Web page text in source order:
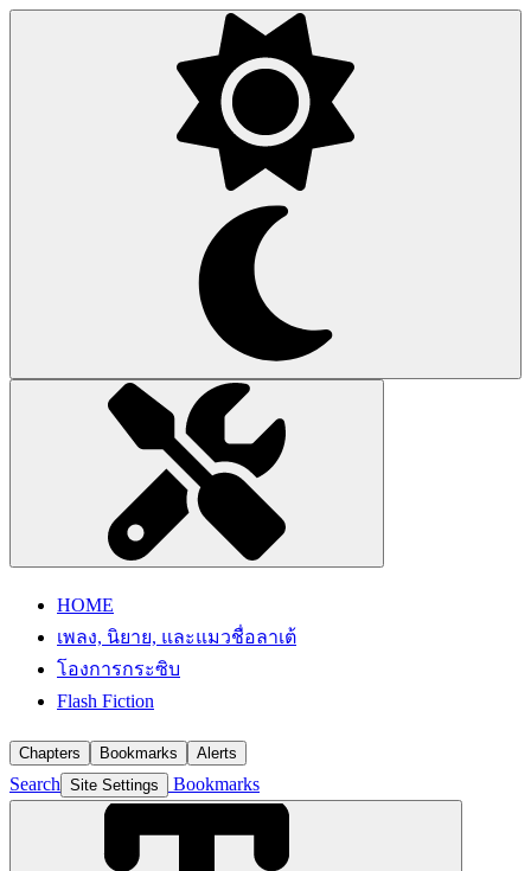
HOME
เพลง, นิยาย, และแมวชื่อลาเต้
โองการกระซิบ
Flash Fiction
Chapters Bookmarks Alerts
Search Site Settings Bookmarks